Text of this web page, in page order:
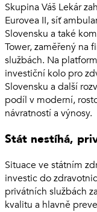
Skupina Váš Lekár
Eurovea II, síť
Slovensku a také
Tower, zaměřený na
službách. Na
investiční kolo pro
Slovensku a další
podíl v moderní,
návratností a výnosy.
Stát nestíhá,
Situace ve státním
investic do
privátních službách
kvalitu a hlavně